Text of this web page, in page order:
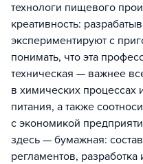
технологи пищевого
креативность:
экспериментируют с
понимать, что эта
техническая — важнее
в химических процессах
питания, а также
с экономикой
здесь — бумажная:
регламентов,